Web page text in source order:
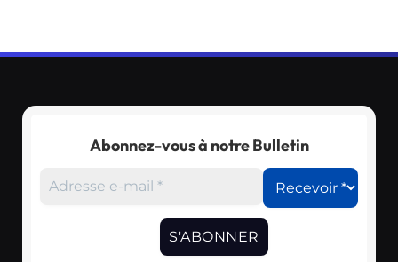
Abonnez-vous à notre Bulletin